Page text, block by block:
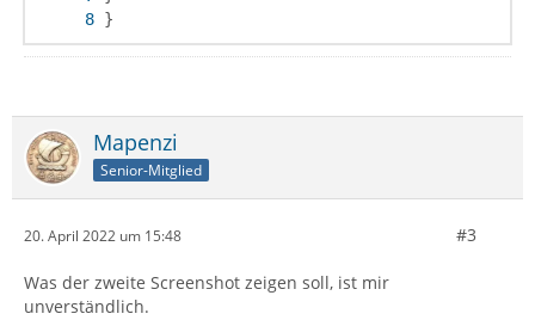
}
Mapenzi
Senior-Mitglied
20. April 2022 um 15:48 #3
Was der zweite Screenshot zeigen soll, ist mir
unverständlich.